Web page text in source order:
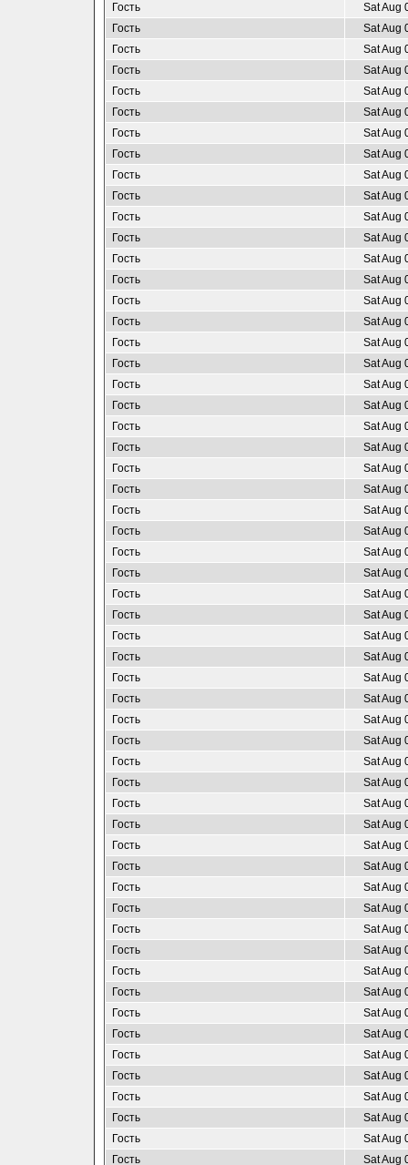
Гость
Sat Aug
Гость
Sat Aug
Гость
Sat Aug
Гость
Sat Aug
Гость
Sat Aug
Гость
Sat Aug
Гость
Sat Aug
Гость
Sat Aug
Гость
Sat Aug
Гость
Sat Aug
Гость
Sat Aug
Гость
Sat Aug
Гость
Sat Aug
Гость
Sat Aug
Гость
Sat Aug
Гость
Sat Aug
Гость
Sat Aug
Гость
Sat Aug
Гость
Sat Aug
Гость
Sat Aug
Гость
Sat Aug
Гость
Sat Aug
Гость
Sat Aug
Гость
Sat Aug
Гость
Sat Aug
Гость
Sat Aug
Гость
Sat Aug
Гость
Sat Aug
Гость
Sat Aug
Гость
Sat Aug
Гость
Sat Aug
Гость
Sat Aug
Гость
Sat Aug
Гость
Sat Aug
Гость
Sat Aug
Гость
Sat Aug
Гость
Sat Aug
Гость
Sat Aug
Гость
Sat Aug
Гость
Sat Aug
Гость
Sat Aug
Гость
Sat Aug
Гость
Sat Aug
Гость
Sat Aug
Гость
Sat Aug
Гость
Sat Aug
Гость
Sat Aug
Гость
Sat Aug
Гость
Sat Aug
Гость
Sat Aug
Гость
Sat Aug
Гость
Sat Aug
Гость
Sat Aug
Гость
Sat Aug
Гость
Sat Aug
Гость
Sat Aug